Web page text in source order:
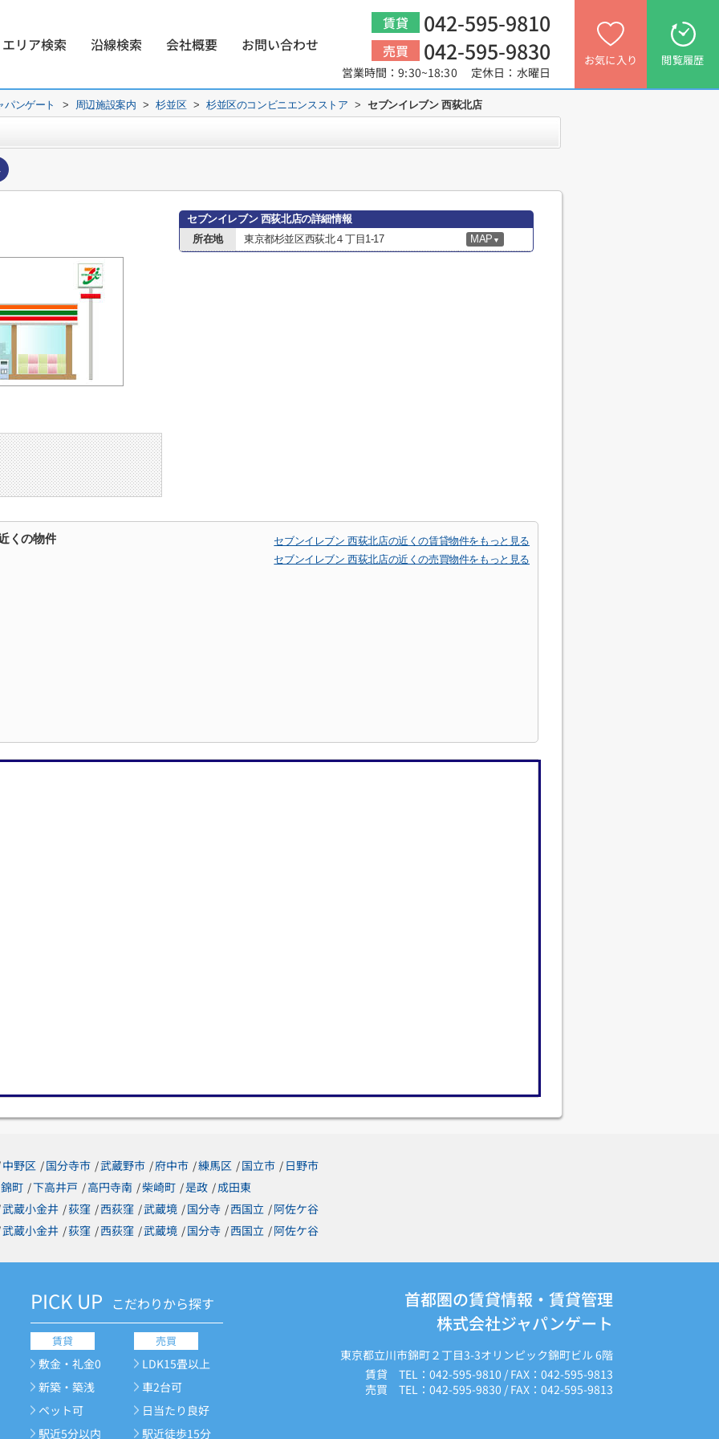
エリア検索 沿線検索 会社概要 お問い合わせ
賃貸 042-595-9810
売買 042-595-9830
営業時間：9:30~18:30 定休日：水曜日
お気に入り 閲覧履歴
パンゲート > 周辺施設案内 > 杉並区 > 杉並区のコンビニエンスストア > セブンイレブン 西荻北店
セブンイレブン 西荻北店の詳細情報
所在地
東京都杉並区西荻北４丁目1-17 MAP ▼
くの物件
セブンイレブン 西荻北店の近くの賃貸物件をもっと見る
セブンイレブン 西荻北店の近くの売買物件をもっと見る
中野区 /国分寺市 /武蔵野市 /府中市 /練馬区 /国立市 / 日野市
錦町 /下高井戸 /高円寺南 /柴崎町 /是政 /成田東
武蔵小金井 /荻窪 /西荻窪 /武蔵境 /国分寺 /西国立 /阿佐ケ谷
武蔵小金井 /荻窪 /西荻窪 /武蔵境 /国分寺 /西国立 /阿佐ケ谷
PICK UP こだわりから探す
賃貸
敷金・礼金0
新築・築浅
ペット可
駅近5分以内
売買
LDK15畳以上
車2台可
日当たり良好
駅近徒歩15分
首都圏の賃貸情報・賃貸管理
株式会社ジャパンゲート
東京都立川市錦町２丁目3-3オリンピック錦町ビル 6階
賃貸 TEL：042-595-9810 / FAX：042-595-9813
売買 TEL：042-595-9830 / FAX：042-595-9813